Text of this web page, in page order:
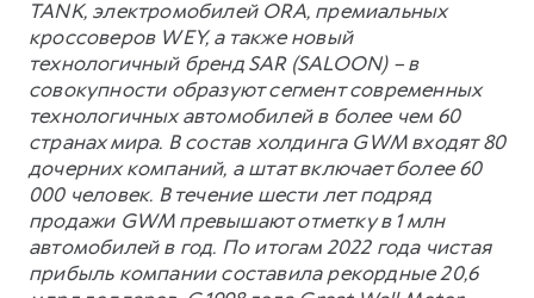
TANK, электромобилей ORA, премиальных
кроссоверов WEY, а также новый
технологичный бренд SAR (SALOON) – в
совокупности образуют сегмент современных
технологичных автомобилей в более чем 60
странах мира. В состав холдинга GWM входят 80
дочерних компаний, а штат включает более 60
000 человек. В течение шести лет подряд
продажи GWM превышают отметку в 1 млн
автомобилей в год. По итогам 2022 года чистая
прибыль компании составила рекордные 20,6